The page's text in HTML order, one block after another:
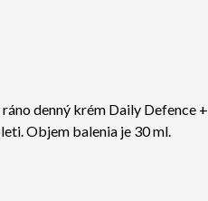
denný krém Daily Defence +
Objem balenia je 30 ml.